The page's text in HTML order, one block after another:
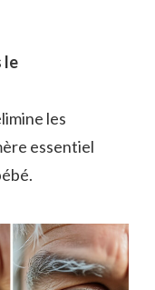
le
les
essentiel